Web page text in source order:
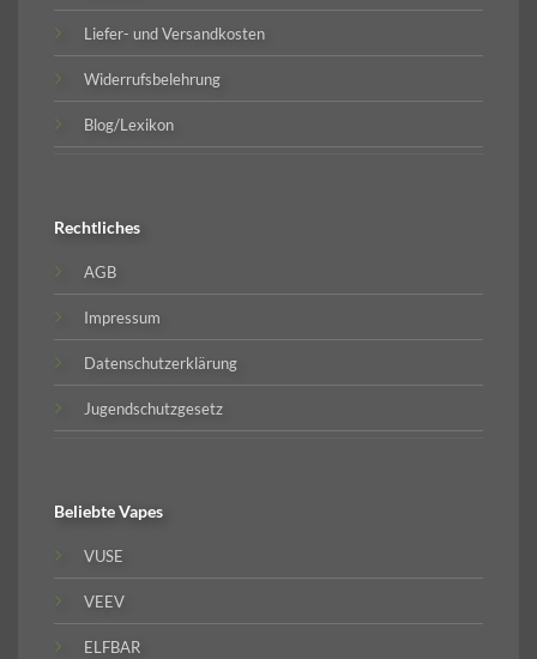
Liefer- und Versandkosten
Widerrufsbelehrung
Blog/Lexikon
Rechtliches
AGB
Impressum
Datenschutzerklärung
Jugendschutzgesetz
BeliebteVapes
VUSE
VEEV
ELFBAR